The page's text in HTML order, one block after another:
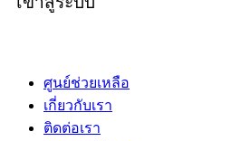
ศูนย์ช่วยเหลือ
เกี่ยวกับเรา
ติดต่อเรา